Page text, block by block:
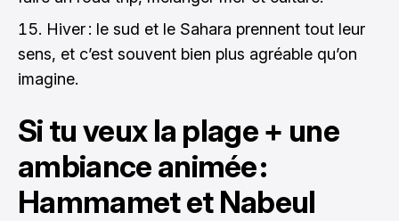
Hiver : le sud et le Sahara prennent tout leur
sens, et c’est souvent bien plus agréable qu’on
imagine.
Si tu veux la plage + une
ambiance animée :
Hammamet et Nabeul